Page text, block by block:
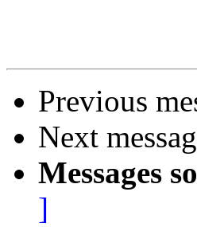
Previous
Next
Messages
]